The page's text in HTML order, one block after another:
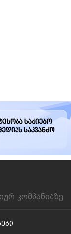
კომპანიაზე